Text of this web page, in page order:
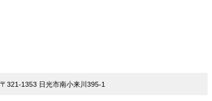
〒321-1353 日光市南小来川395-1